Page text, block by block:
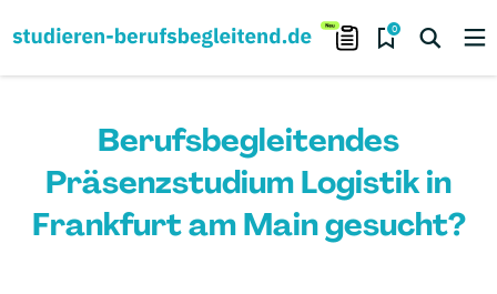
0
Berufsbegleitendes
Präsenzstudium Logistik in
Frankfurt am Main gesucht?